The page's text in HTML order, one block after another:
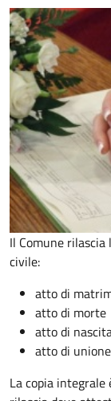
Il Comune
civile:
atto di
atto di morte
atto di
atto di
La copia integrale